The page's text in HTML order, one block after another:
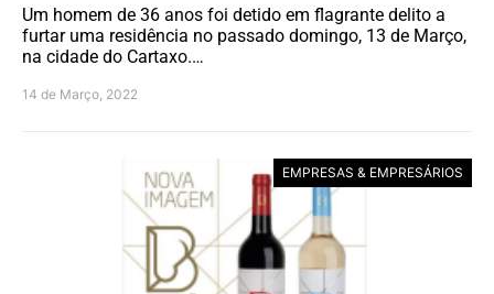
Um homem de 36 anos foi detido em flagrante delito a
furtar uma residência no passado domingo, 13 de Março,
na cidade do Cartaxo.…
14 de Março, 2022
EMPRESAS & EMPRESÁRIOS